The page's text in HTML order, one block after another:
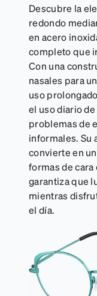
Descubre la
redondo
en acero
completo que
Con una
nasales para
uso
el uso diario
problemas de
informales. Su
convierte en
formas de cara
garantiza que
mientras
el día.